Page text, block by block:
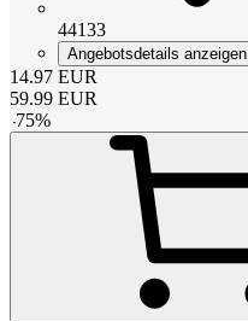
44133
Angebotsdetails anzeigen
14.97 EUR
59.99 EUR
-75%